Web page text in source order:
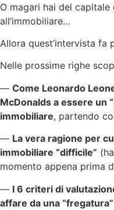
O magari hai del
all’immobiliare…
Allora quest’intervista fa
Nelle prossime righe
— Come Leonardo
McDonalds a essere un
immobiliare, partendo
— La vera ragione per
immobiliare “difficile”
momento appena prima
— I 6 criteri di
affare da una “fregatura”